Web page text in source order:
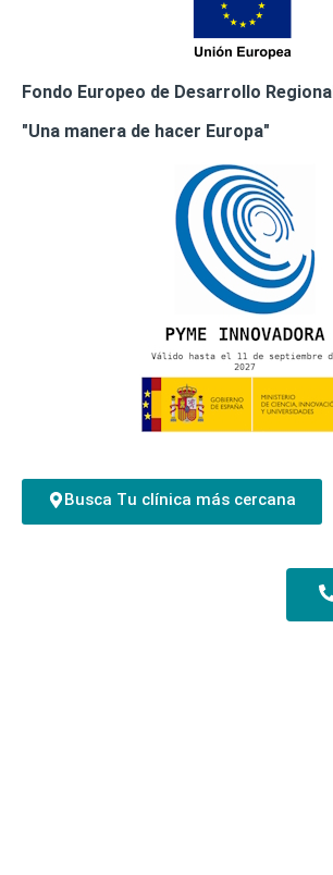
Fondo Europeo de Desarrollo Regional
"Una manera de hacer Europa"
Busca Tu clínica más cercana